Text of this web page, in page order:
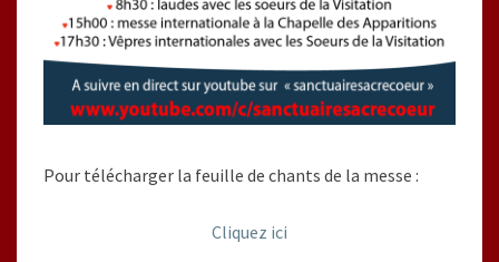
Pour télécharger la feuille de chants de la messe :
Cliquez ici